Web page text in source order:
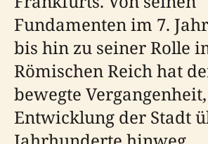
Fundamenten im 7.
bis hin zu seiner Rolle
Römischen Reich hat
bewegte
Entwicklung der Stadt